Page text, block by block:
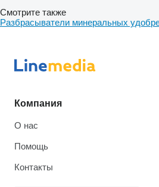
Смотрите также
Разбрасыватели минеральных
Компания
О нас
Помощь
Контакты